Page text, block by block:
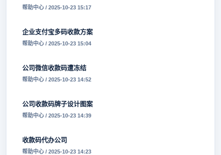
帮助中心 / 2025-10-23 15:17
企业支付宝多码收款方案
帮助中心 / 2025-10-23 15:04
公司微信收款码遭冻结
帮助中心 / 2025-10-23 14:52
公司收款码牌子设计图案
帮助中心 / 2025-10-23 14:39
收款码代办公司
帮助中心 / 2025-10-23 14:23